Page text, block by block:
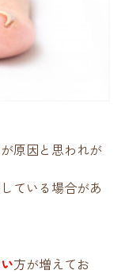
原因と思われが
ている場合があ
方が増えてお